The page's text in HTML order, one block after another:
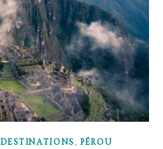
DESTINATIONS,PÉROU